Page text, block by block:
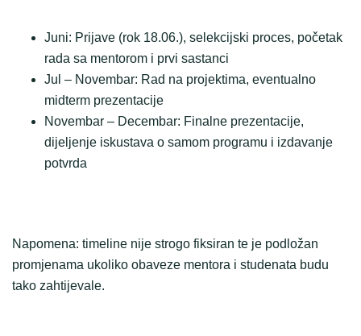
Juni: Prijave (rok 18.06.), selekcijski proces, početak
rada sa mentorom i prvi sastanci
Jul – Novembar: Rad na projektima, eventualno
midterm prezentacije
Novembar – Decembar: Finalne prezentacije,
dijeljenje iskustava o samom programu i izdavanje
potvrda
Napomena: timeline nije strogo fiksiran te je podložan
promjenama ukoliko obaveze mentora i studenata budu
tako zahtijevale.